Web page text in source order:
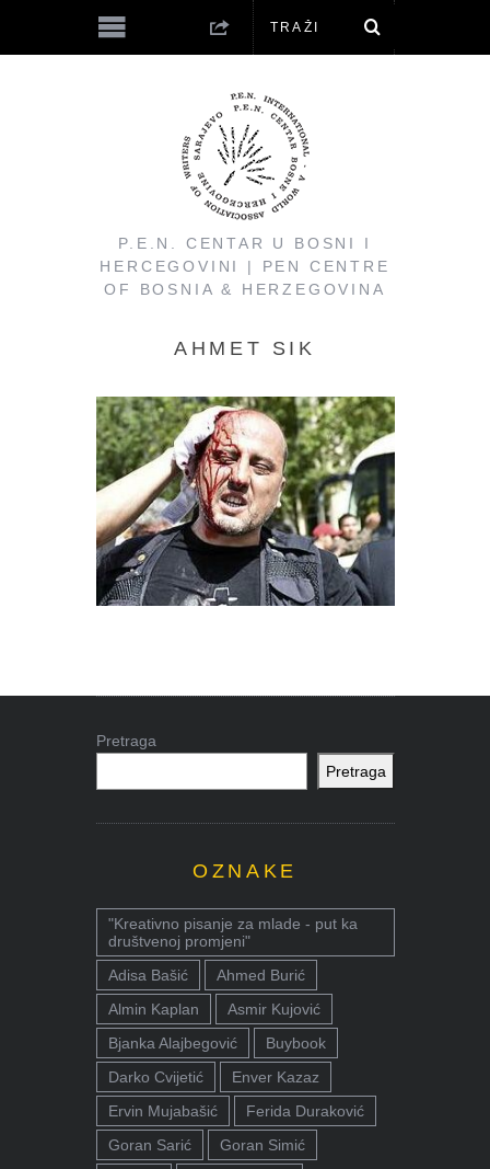
P.E.N. CENTAR U BOSNI I
HERCEGOVINI | PEN CENTRE
OF BOSNIA & HERZEGOVINA
AHMET SIK
Pretraga
Pretraga
OZNAKE
"Kreativno pisanje za mlade - put ka
društvenoj promjeni"
Adisa Bašić
Ahmed Burić
Almin Kaplan
Asmir Kujović
Bjanka Alajbegović
Buybook
Darko Cvijetić
Enver Kazaz
Ervin Mujabašić
Ferida Duraković
Goran Sarić
Goran Simić